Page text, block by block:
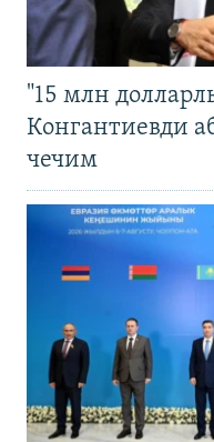
"15 млн
Конгантиевди
чечим